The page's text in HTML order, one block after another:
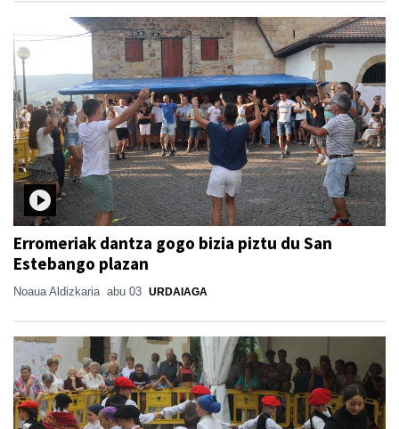
Erromeriak dantza gogo bizia piztu du San
Estebango plazan
Noaua Aldizkaria abu 03 URDAIAGA